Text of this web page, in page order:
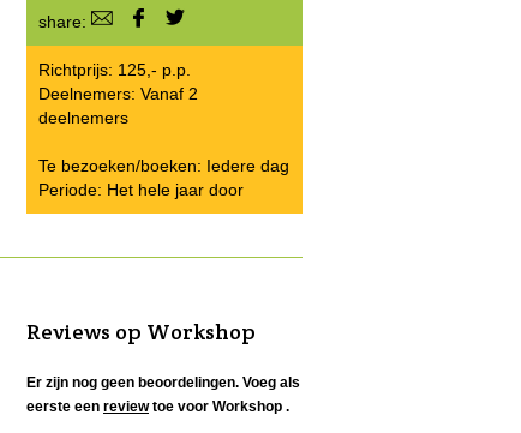
share:
Richtprijs: 125,- p.p.
Deelnemers: Vanaf 2
deelnemers
Te bezoeken/boeken: Iedere dag
Periode: Het hele jaar door
Reviews op Workshop
Er zijn nog geen beoordelingen. Voeg als
eerste een reviewtoe voor Workshop .